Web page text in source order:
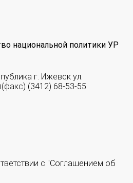
национальной политики УР
г. Ижевск ул.
(3412) 68-53-55
с "Соглашением об